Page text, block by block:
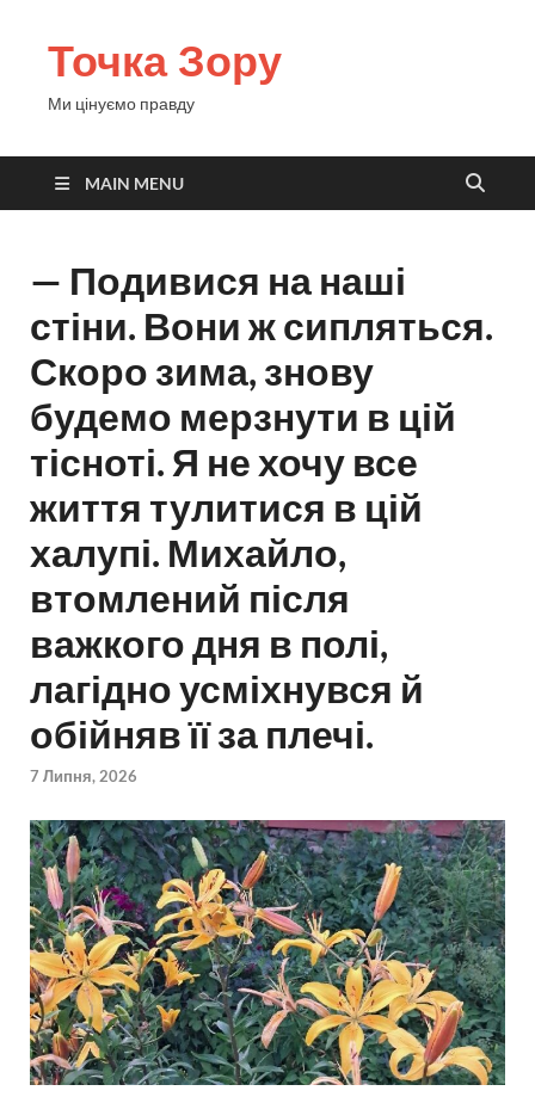
Точка Зору
Ми цінуємо правду
MAIN MENU
— Подивися на наші
стіни. Вони ж сипляться.
Скоро зима, знову
будемо мерзнути в цій
тісноті. Я не хочу все
життя тулитися в цій
халупі. Михайло,
втомлений після
важкого дня в полі,
лагідно усміхнувся й
обійняв її за плечі.
7 Липня, 2026